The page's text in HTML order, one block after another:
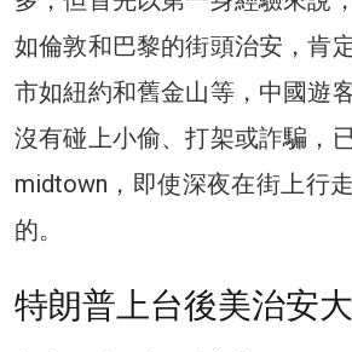
如倫敦和巴黎的街頭治安，肯
市如紐約和舊金山等，中國遊
沒有碰上小偷、打架或詐騙，
midtown，即使深夜在街上行
的。
特朗普上台後美治安